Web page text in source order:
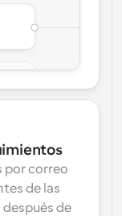
por correo
de las
de